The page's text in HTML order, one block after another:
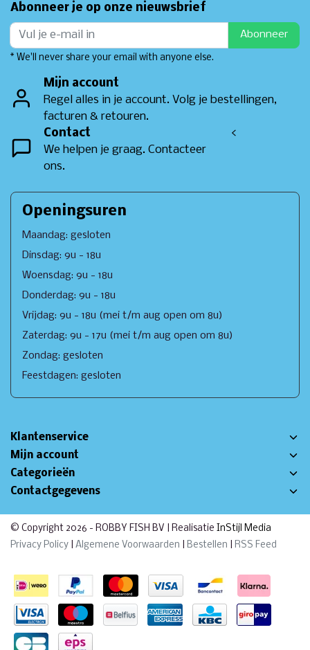
Abonneer je op onze nieuwsbrief
Abonneer
* We'll never share your email with anyone else.
Mijn account
Regel alles in je account. Volg je bestellingen,
facturen & retouren.
Contact
We helpen je graag. Contacteer
ons.
<
Openingsuren
Maandag: gesloten
Dinsdag: 9u - 18u
Woensdag: 9u - 18u
Donderdag: 9u - 18u
Vrijdag: 9u - 18u (mei t/m aug open om 8u)
Zaterdag: 9u - 17u (mei t/m aug open om 8u)
Zondag: gesloten
Feestdagen: gesloten
Klantenservice
Mijn account
Categorieën
Contactgegevens
© Copyright 2026 - ROBBY FISH BV | Realisatie InStijl Media
Privacy Policy
Algemene Voorwaarden Bestellen RSS Feed